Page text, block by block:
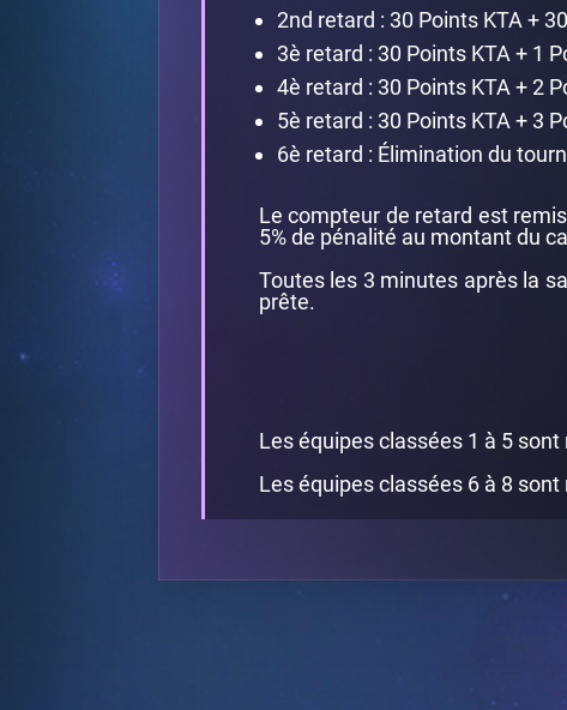
2nd retard : 30 Points KTA +
3è retard : 30 Points KTA + 1
4è retard : 30 Points KTA + 2
5è retard : 30 Points KTA + 3
6è retard : Élimination du
Le compteur de retard est
5% de pénalité au montant du
Toutes les 3 minutes après la
prête.
Les équipes classées 1 à 5
Les équipes classées 6 à 8 sont